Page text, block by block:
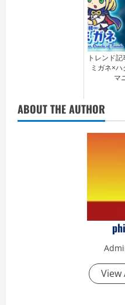
トレンド
ミガネ×
マ
ABOUT THE AUTHOR
View